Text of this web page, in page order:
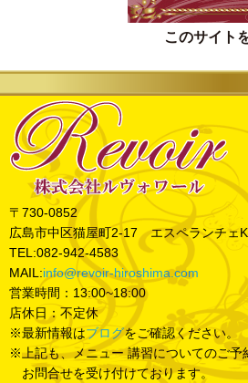
このサイト
〒730-0852
広島市中区猫屋町2-17 エスペランチ
TEL:082-942-4583
MAIL:info@revoir-hiroshima.com
営業時間：13:00~18:00
店休日：不定休
※最新情報はブログをご確認ください。
※上記も、メニュー 講習についてのご予
お問合せを受け付けております。